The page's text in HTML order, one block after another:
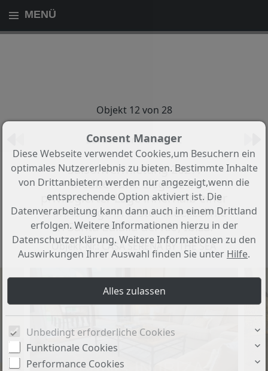
MENÜ
Objekt 12 von 28
Zurück zur Übersicht
Saisonvermietung 2027.
Mediterrane Eleganz in
privilegierter Lage innerhalb einer
Wohnanlage in erster Meereslinie
in Santa Eulalia del Río, Ibiza.
Objekt-Nr.: CASA SERENA BY THE SEA
Consent Manager
Diese Webseite verwendet Cookies,um Besuchern ein
optimales Nutzererlebnis zu bieten. Bestimmte Inhalte
von Drittanbietern werden nur angezeigt,wenn die
entsprechende Option aktiviert ist. Die
Datenverarbeitung kann dann auch in einem Drittland
erfolgen. Weitere Informationen hierzu in der
Datenschutzerklärung. Weitere Informationen zu den
Auswirkungen Ihrer Auswahl finden Sie unter Hilfe.
Unbedingt erforderliche Cookies
Funktionale Cookies
Performance Cookies